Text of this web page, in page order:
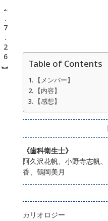
Table of Contents
【メンバー】
【内容】
【感想】
《歯科衛生士》
阿久沢花帆、小野寺志帆
香、鶴岡美月
カリオロジー